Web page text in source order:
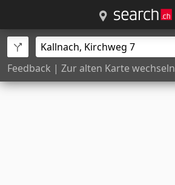
Feedback | Zur alten Karte wechseln